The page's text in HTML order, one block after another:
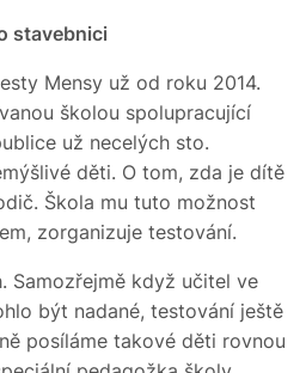
stavebnici
Mensy už od roku 2014.
školou spolupracující
už necelých sto.
děti. O tom, zda je dítě
Škola mu tuto možnost
zorganizuje testování.
Samozřejmě když učitel ve
být nadané, testování ještě
posíláme takové děti rovnou